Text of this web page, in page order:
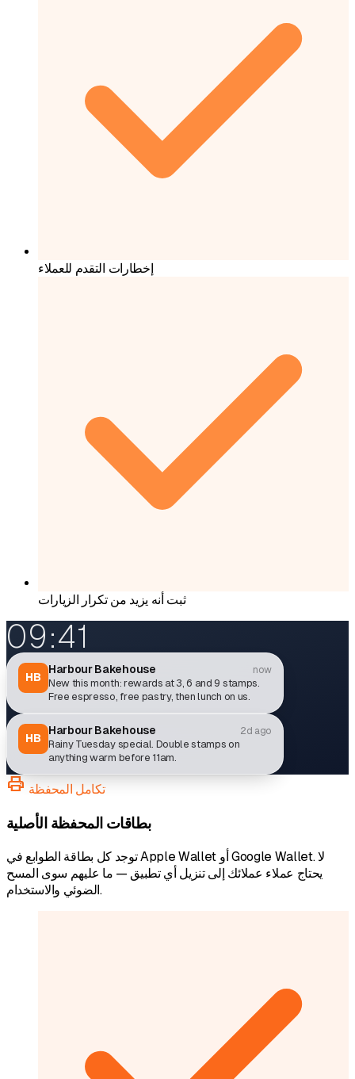
إخطارات التقدم للعملاء
ثبت أنه يزيد من تكرار الزيارات
09:41
HB
Harbour Bakehouse now
New this month: rewards at 3, 6 and 9 stamps.
Free espresso, free pastry, then lunch on us.
HB
Harbour Bakehouse 2d ago
Rainy Tuesday special. Double stamps on
anything warm before 11am.
print تكامل المحفظة
بطاقات المحفظة الأصلية
توجد كل بطاقة الطوابع في Apple Wallet أو Google Wallet. لا
يحتاج عملاء عملائك إلى تنزيل أي تطبيق — ما عليهم سوى المسح
الضوئي والاستخدام.